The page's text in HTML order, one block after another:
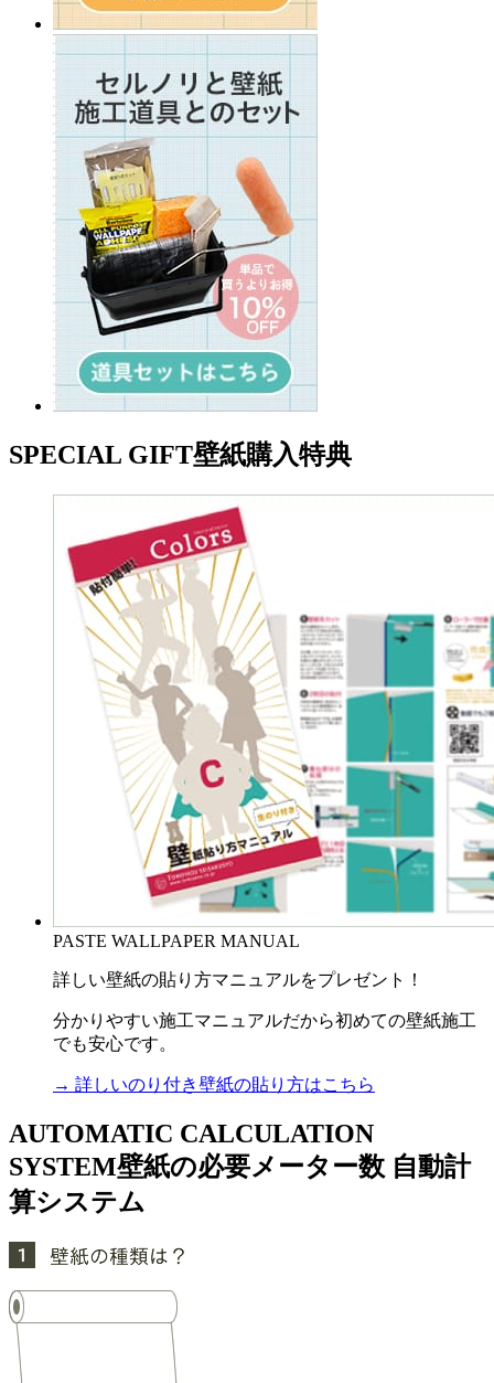
SPECIAL GIFT壁紙購入特典
PASTE WALLPAPER MANUAL
詳しい壁紙の貼り方マニュアルをプレゼント！
分かりやすい施工マニュアルだから初めての壁紙施工
でも安心です。
→ 詳しいのり付き壁紙の貼り方はこちら
AUTOMATIC CALCULATION
SYSTEM壁紙の必要メーター数 自動計
算システム